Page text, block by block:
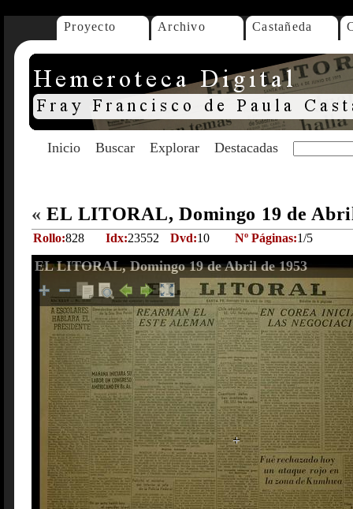
Proyecto Archivo Castañeda
Inicio Buscar Explorar Destacadas
« EL LITORAL, Domingo 19 de
Rollo:828 Idx:23552 Dvd:10 Nº Páginas:1/5
EL LITORAL, Domingo 19 de Abril de 1953